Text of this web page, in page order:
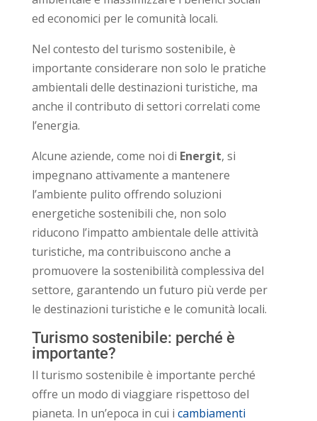
ed economici per le comunità locali.
Nel contesto del turismo sostenibile, è
importante considerare non solo le pratiche
ambientali delle destinazioni turistiche, ma
anche il contributo di settori correlati come
l’energia.
Alcune aziende, come noi di Energit, si
impegnano attivamente a mantenere
l’ambiente pulito offrendo soluzioni
energetiche sostenibili che, non solo
riducono l’impatto ambientale delle attività
turistiche, ma contribuiscono anche a
promuovere la sostenibilità complessiva del
settore, garantendo un futuro più verde per
le destinazioni turistiche e le comunità locali.
Turismo sostenibile: perché è
importante?
Il turismo sostenibile è importante perché
offre un modo di viaggiare rispettoso del
pianeta. In un’epoca in cui i cambiamenti